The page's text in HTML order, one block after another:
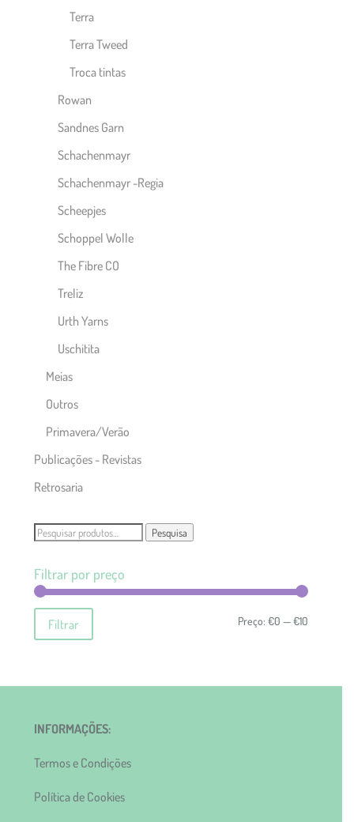
Terra
Terra Tweed
Troca tintas
Rowan
Sandnes Garn
Schachenmayr
Schachenmayr -Regia
Scheepjes
Schoppel Wolle
The Fibre CO
Treliz
Urth Yarns
Uschitita
Meias
Outros
Primavera/Verão
Publicações - Revistas
Retrosaria
Pesquisar
Pesquisa
Filtrar por preço
Preço
Preço
Filtrar Preço: €0 —€10
INFORMAÇÕES:
Termos e Condições
Política de Cookies